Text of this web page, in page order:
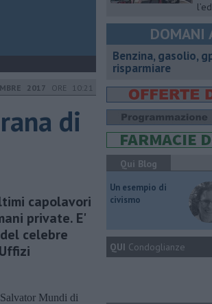
2017 ORE 10:21
di
capolavori
private. E'
celebre
Mundi di
DOMANI
​Benzina, gasolio,
risparmiare
Qui Blog
​Un esempio di
civismo
QUI Condoglianze